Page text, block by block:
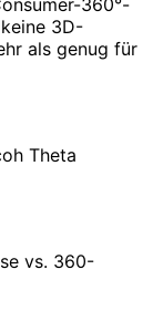
360°-
3D-
als genug für
Theta
vs. 360-